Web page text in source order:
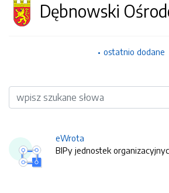
Dębnowski
ostatnio dodane
Wyszukiwarka
eWrota
BIPy jednostek